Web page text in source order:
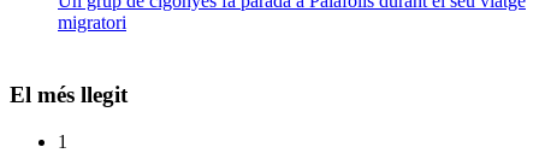
migratori
El més llegit
1